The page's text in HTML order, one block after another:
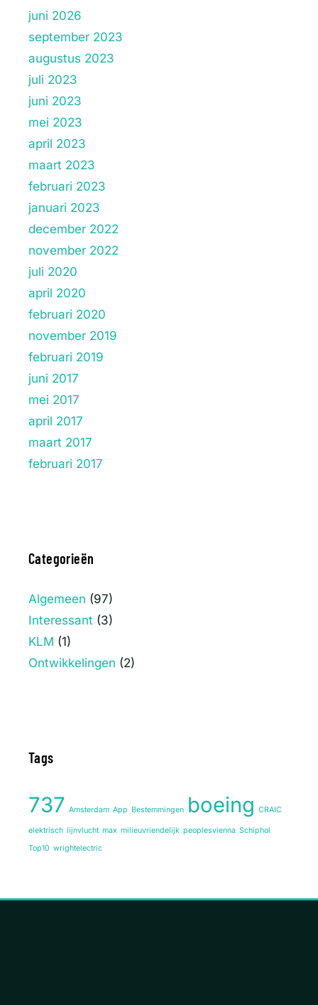
juni 2026
september 2023
augustus 2023
juli 2023
juni 2023
mei 2023
april 2023
maart 2023
februari 2023
januari 2023
december 2022
november 2022
juli 2020
april 2020
februari 2020
november 2019
februari 2019
juni 2017
mei 2017
april 2017
maart 2017
februari 2017
Categorieën
Algemeen (97)
Interessant (3)
KLM (1)
Ontwikkelingen (2)
Tags
737 Amsterdam App Bestemmingen boeing CRAIC
elektrisch lijnvlucht max milieuvriendelijk peoplesvienna Schiphol
Top10 wrightelectric